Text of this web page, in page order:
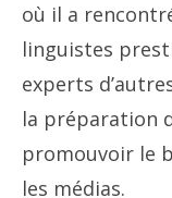
où il a
linguistes
experts
la préparation
promouvoir le
les médias.